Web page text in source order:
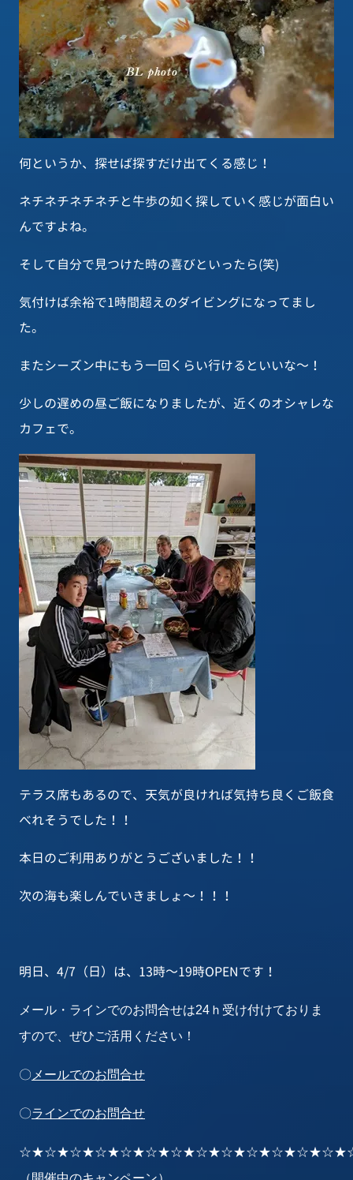
何というか、探せば探すだけ出てくる感じ！
ネチネチネチネチと牛歩の如く探していく感じが面白い
んですよね。
そして自分で見つけた時の喜びといったら(笑)
気付けば余裕で1時間超えのダイビングになってまし
た。
またシーズン中にもう一回くらい行けるといいな～！
少しの遅めの昼ご飯になりましたが、近くのオシャレな
カフェで。
テラス席もあるので、天気が良ければ気持ち良くご飯食
べれそうでした！！
本日のご利用ありがとうございました！！
次の海も楽しんでいきましょ～！！！
明日、4/7（日）は、13時～19時OPENです！
メール・ラインでのお問合せは24ｈ受け付けておりま
すので、ぜひご活用ください！
〇 メールでのお問合せ
〇ラインでのお問合せ